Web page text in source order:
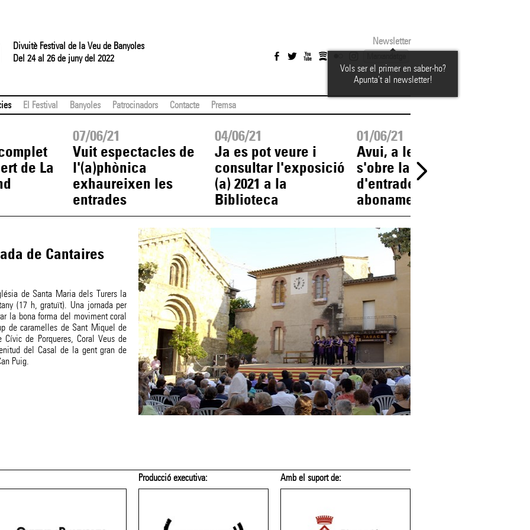
Divuitè Festival de la Veu de Banyoles
Del 24 al 26 de juny del 2022
Newsletter
Vols ser el primer en saber-ho?
Apunta't al newsletter!
El Festival Banyoles Patrocinadors Contacte Premsa
de La
07/06/21
Vuit espectacles de
l'(a)phònica
exhaureixen les
entrades
04/06/21
Ja es pot veure i
consultar l'exposició
(a) 2021 a la
Biblioteca
01/06/21
Avui, a les 10 h
s'obre la venda
d'entrades i
abonaments
de Cantaires
de Santa Maria dels Turers la
(17 h, gratuït). Una jornada per
la bona forma del moviment coral
de caramelles de Sant Miquel de
Cívic de Porqueres, Coral Veus de
del Casal de la gent gran de
Puig.
Producció executiva: Amb el suport de: